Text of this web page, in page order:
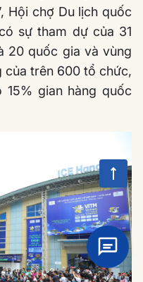
Hội chợ Du lịch quốc
sự tham dự của 31
20 quốc gia và vùng
của trên 600 tổ chức,
gian hàng quốc